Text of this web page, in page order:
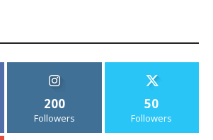
200
Followers
50
Followers